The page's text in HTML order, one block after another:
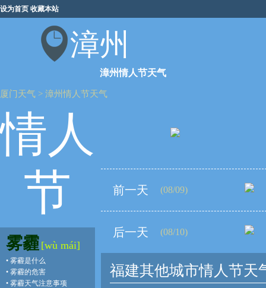
设为首页 收藏本站
漳州
漳州情人节天气
厦门天气 > 漳州情人节天气
情人
节
雾霾 [wù mái]
• 雾霾是什么
• 雾霾的危害
• 雾霾天气注意事项
前一天 (08/09)
后一天 (08/10)
福建其他城市情人节天